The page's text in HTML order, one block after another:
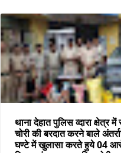
थाना देहात पुलिस व्दारा क्षेत्र
चोरी की बरदात करने बाले
घण्टे में खुलासा करते हुये 04